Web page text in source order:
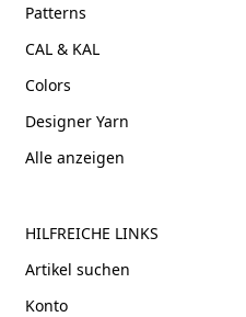
Patterns
CAL & KAL
Colors
Designer Yarn
Alle anzeigen
HILFREICHE LINKS
Artikel suchen
Konto